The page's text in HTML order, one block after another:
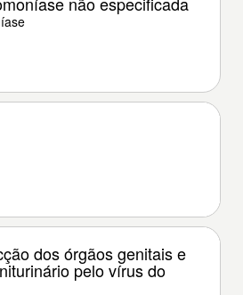
dos órgãos genitais e
pelo vírus do